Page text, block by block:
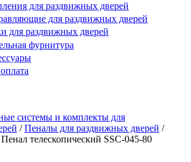
для раздвижных дверей
для раздвижных дверей
для раздвижных дверей
фурнитура
системы и комплекты для
/ Пеналы для раздвижных дверей /
Пенал телескопический SSC-045-80